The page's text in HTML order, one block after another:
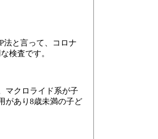
と言って、コロナ
検査です。
マクロライド系が子
があり8歳未満の子ど